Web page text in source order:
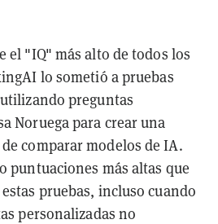
el "IQ" más alto de todos los
lo sometió a pruebas
preguntas
Noruega para crear una
comparar modelos de IA.
puntuaciones más altas que
pruebas, incluso cuando
personalizadas no